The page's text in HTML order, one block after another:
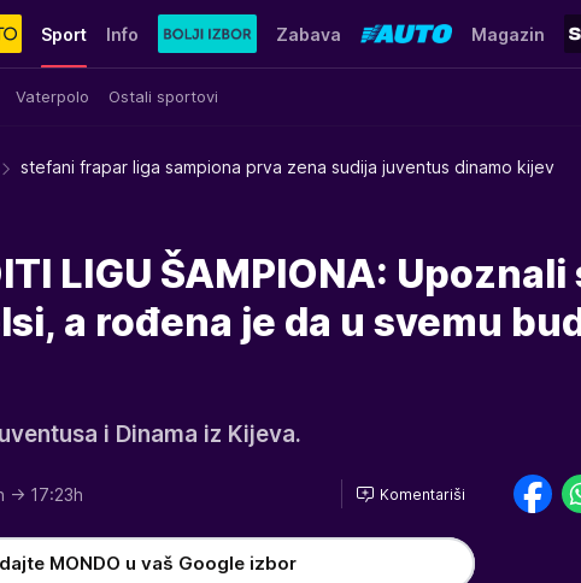
Sport
Vaterpolo Ostali sportovi
Info Zabava Magazin
stefani frapar liga sampiona prva zena sudija juventus dinamo kijev
LIGU ŠAMPIONA: Upoznali
a rođena je da u svemu
i Dinama iz Kijeva.
→ 17:23h Komentariši
MONDO u vaš Google izbor